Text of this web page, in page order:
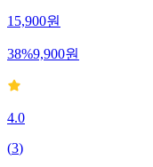
15,900원
38%9,900원
4.0
(3)